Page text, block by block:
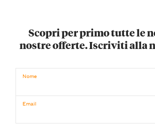
Scopri per primo tutte le
nostre offerte. Iscriviti alla
Nome
Email